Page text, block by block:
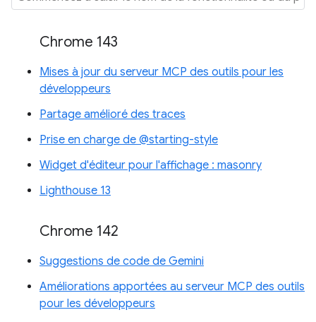
Chrome 143
Mises à jour du serveur MCP des outils pour les
développeurs
Partage amélioré des traces
Prise en charge de @starting-style
Widget d'éditeur pour l'affichage : masonry
Lighthouse 13
Chrome 142
Suggestions de code de Gemini
Améliorations apportées au serveur MCP des outils
pour les développeurs